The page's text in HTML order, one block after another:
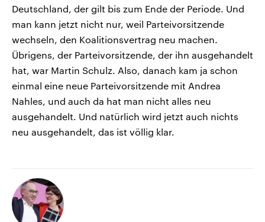
Deutschland, der gilt bis zum Ende der Periode. Und
man kann jetzt nicht nur, weil Parteivorsitzende
wechseln, den Koalitionsvertrag neu machen.
Übrigens, der Parteivorsitzende, der ihn ausgehandelt
hat, war Martin Schulz. Also, danach kam ja schon
einmal eine neue Parteivorsitzende mit Andrea
Nahles, und auch da hat man nicht alles neu
ausgehandelt. Und natürlich wird jetzt auch nichts
neu ausgehandelt, das ist völlig klar.